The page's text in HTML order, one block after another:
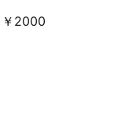
￥2000